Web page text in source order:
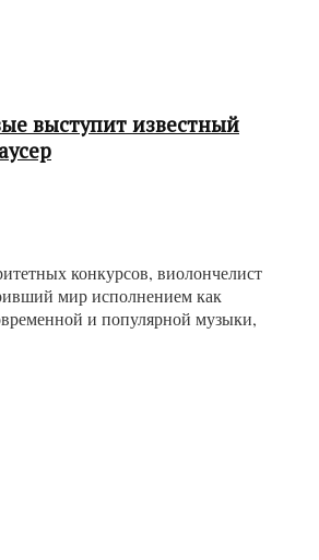
выступит известный
конкурсов, виолончелист
мир исполнением как
и популярной музыки,